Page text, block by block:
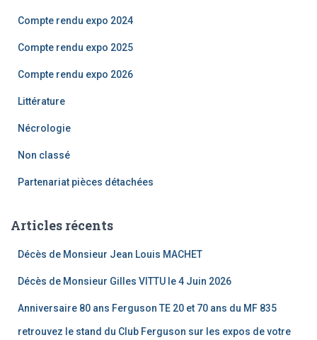
Compte rendu expo 2024
Compte rendu expo 2025
Compte rendu expo 2026
Littérature
Nécrologie
Non classé
Partenariat pièces détachées
Articles récents
Décès de Monsieur Jean Louis MACHET
Décès de Monsieur Gilles VITTU le 4 Juin 2026
Anniversaire 80 ans Ferguson TE 20 et 70 ans du MF 835
retrouvez le stand du Club Ferguson sur les expos de votre